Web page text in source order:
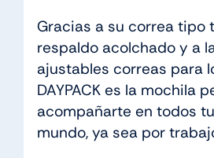
Gracias a su correa tipo
respaldo acolchado y a
ajustables correas para
DAYPACK es la mochila
acompañarte en todos
mundo, ya sea por